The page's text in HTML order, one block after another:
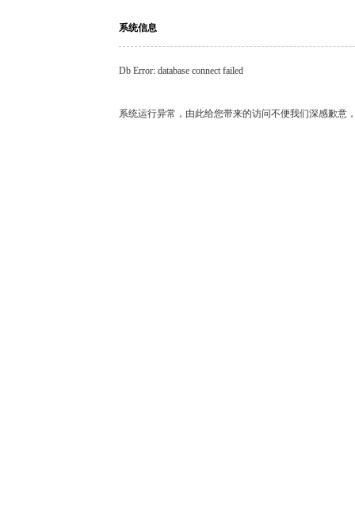
系统信息
Db Error: database connect failed
系统运行异常，由此给您带来的访问不便我们深感歉意